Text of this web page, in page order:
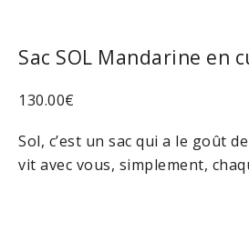
Sac SOL Mandarine en
130.00€
Sol, c’est un sac qui a le goût
vit avec vous, simplement,